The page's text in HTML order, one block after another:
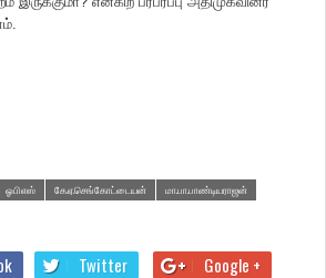
ஓபிஎஸ் கே.ஏ.செங்கோட்டையன் மா.பா.பாண்டியராஜன்
Twitter Google +